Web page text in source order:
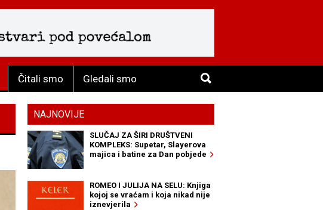
Čitali smo Gledali smo
NAJNOVIJE
SLUČAJ ZA ŠIRI DRUŠTVENI
KOMPLEKS: Supetar, Slayerova
majica i batine za Dan pobjede
ROMEO I JULIJA NA SELU: Knjiga
kojoj se vraćam i koja nikad nije
iznevjerila